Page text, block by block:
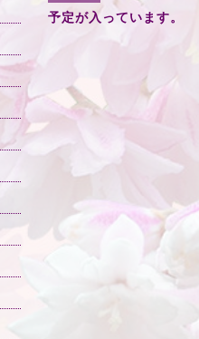
予定が入っています。